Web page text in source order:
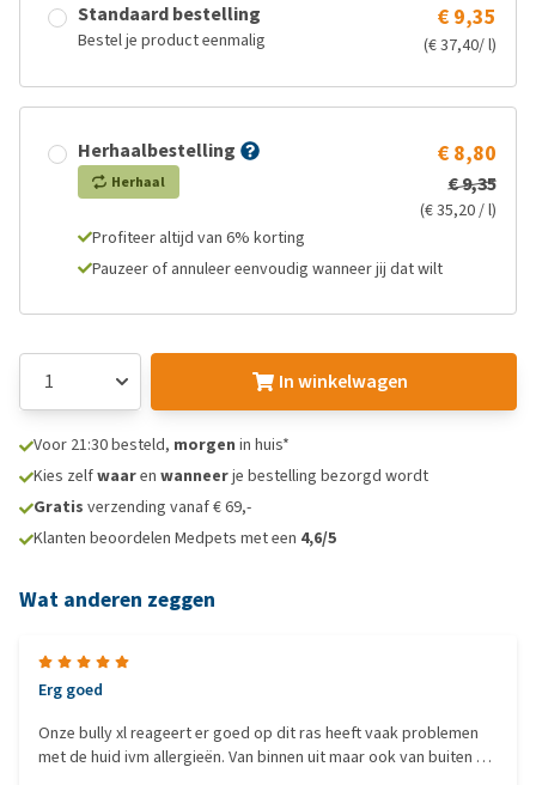
Standaard bestelling
Bestel je product eenmalig
€ 9,35
(€ 37,40/ l)
Herhaalbestelling
Herhaal
€ 8,80
€ 9,35
(€ 35,20 / l)
Profiteer altijd van 6% korting
Pauzeer of annuleer eenvoudig wanneer jij dat wilt
In winkelwagen
Voor 21:30 besteld, morgen in huis*
Kies zelfwaaren wanneerje bestelling bezorgd wordt
Gratis verzending vanaf € 69,-
Klanten beoordelen Medpets met een 4,6/5
Wat anderen zeggen
Erg goed
Onze bully xl reageert er goed op dit ras heeft vaak problemen
met de huid ivm allergieën. Van binnen uit maar ook van buiten af